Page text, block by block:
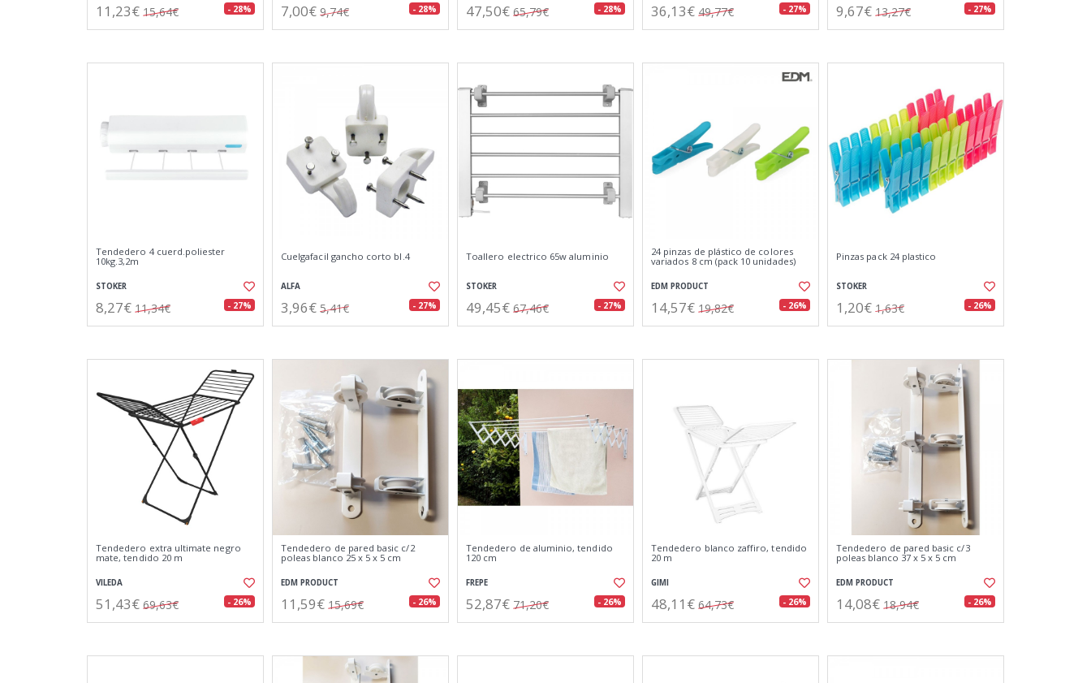
11,23€ 15,64€ - 28% 7,00€ 9,74€ - 28% 47,50€ 65,79€ - 28% 36,13€ 49,77€ - 27% 9,67€ 13,27€ - 27%
Tendedero 4 cuerd.poliester
10kg.3,2m
STOKER
8,27€ 11,34€ - 27%
Cuelgafacil gancho corto bl.4
ALFA
3,96€ 5,41€ - 27%
Toallero electrico 65w aluminio
STOKER
49,45€ 67,46€ - 27%
24 pinzas de plástico de colores
variados 8 cm (pack 10 unidades)
EDM PRODUCT
14,57€ 19,82€ - 26%
Pinzas pack 24 plastico
STOKER
1,20€ 1,63€ - 26%
Tendedero extra ultimate negro
mate, tendido 20 m
VILEDA
51,43€ 69,63€ - 26%
Tendedero de pared basic c/2
poleas blanco 25 x 5 x 5 cm
EDM PRODUCT
11,59€ 15,69€ - 26%
Tendedero de aluminio, tendido
120 cm
FREPE
52,87€ 71,20€ - 26%
Tendedero blanco zaffiro, tendido
20 m
GIMI
48,11€ 64,73€ - 26%
Tendedero de pared basic c/3
poleas blanco 37 x 5 x 5 cm
EDM PRODUCT
14,08€ 18,94€ - 26%